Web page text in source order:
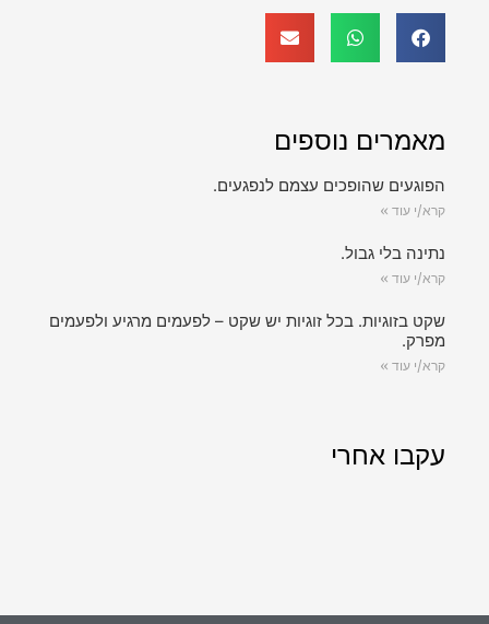
מאמרים נוספים
הפוגעים שהופכים עצמם לנפגעים.
קרא/י עוד »
נתינה בלי גבול.
קרא/י עוד »
שקט בזוגיות. בכל זוגיות יש שקט – לפעמים מרגיע ולפעמים
מפרק.
קרא/י עוד »
עקבו אחרי